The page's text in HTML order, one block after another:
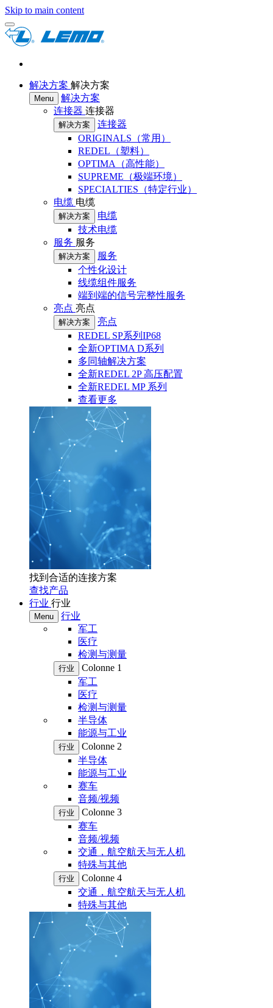
Skip to main content
解决方案 解决方案
Menu
解决方案
连接器 连接器
解决方案
连接器
ORIGINALS（常用）
REDEL（塑料）
OPTIMA（高性能）
SUPREME（极端环境）
SPECIALTIES（特定行业）
电缆 电缆
解决方案
电缆
技术电缆
服务 服务
解决方案
服务
个性化设计
线缆组件服务
端到端的信号完整性服务
亮点 亮点
解决方案
亮点
REDEL SP系列IP68
全新OPTIMA D系列
多同轴解决方案
全新REDEL 2P 高压配置
全新REDEL MP 系列
查看更多
找到合适的连接方案
查找产品
行业 行业
Menu
行业
军工
医疗
检测与测量
行业
Colonne 1
军工
医疗
检测与测量
半导体
能源与工业
行业
Colonne 2
半导体
能源与工业
赛车
音频/视频
行业
Colonne 3
赛车
音频/视频
交通，航空航天与无人机
特殊与其他
行业
Colonne 4
交通，航空航天与无人机
特殊与其他